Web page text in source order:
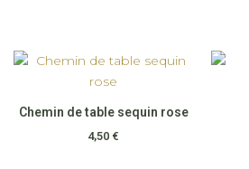
Chemin de table sequin rose
4,50 €